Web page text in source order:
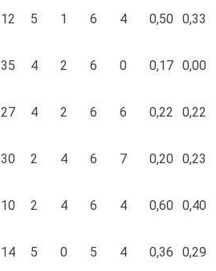
12 5 1 6 4 0,50 0,33
35 4 2 6 0 0,17 0,00
27 4 2 6 6 0,22 0,22
30 2 4 6 7 0,20 0,23
10 2 4 6 4 0,60 0,40
14 5 0 5 4 0,36 0,29